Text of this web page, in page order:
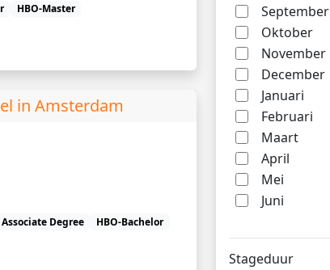
September
Oktober
November
December
Januari
Februari
Maart
April
Mei
Juni
Stageduur
HBO-Master
in Amsterdam
Associate Degree
HBO-Bachelor